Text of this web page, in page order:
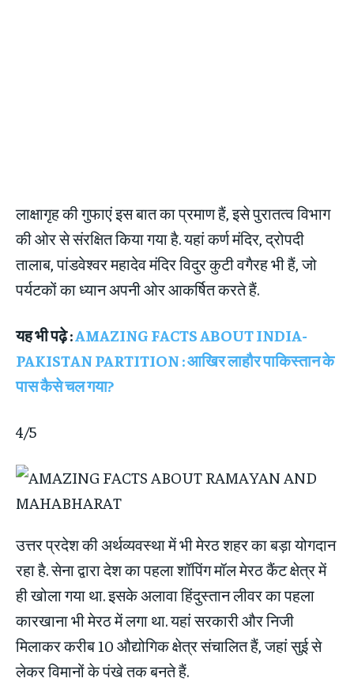
लाक्षागृह की गुफाएं इस बात का प्रमाण हैं, इसे पुरातत्व विभाग
की ओर से संरक्षित किया गया है. यहां कर्ण मंदिर, द्रोपदी
तालाब, पांडवेश्वर महादेव मंदिर विदुर कुटी वगैरह भी हैं, जो
पर्यटकों का ध्यान अपनी ओर आकर्षित करते हैं.
यह भी पढ़े :AMAZING FACTS ABOUT INDIA-
PAKISTAN PARTITION : आखिर लाहौर पाकिस्तान के
पास कैसे चल गया?
4/5
उत्तर प्रदेश की अर्थव्यवस्था में भी मेरठ शहर का बड़ा योगदान
रहा है. सेना द्वारा देश का पहला शॉपिंग मॉल मेरठ कैंट क्षेत्र में
ही खोला गया था. इसके अलावा हिंदुस्तान लीवर का पहला
कारखाना भी मेरठ में लगा था. यहां सरकारी और निजी
मिलाकर करीब 10 औद्योगिक क्षेत्र संचालित हैं, जहां सुई से
लेकर विमानों के पंखे तक बनते हैं.